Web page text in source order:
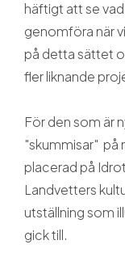
häftigt att se
genomföra när
på detta sättet
fler liknande
För den som är
"skummisar" på
placerad på
Landvetters
utställning som
gick till.